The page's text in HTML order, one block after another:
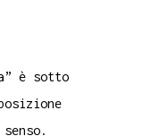
è sotto